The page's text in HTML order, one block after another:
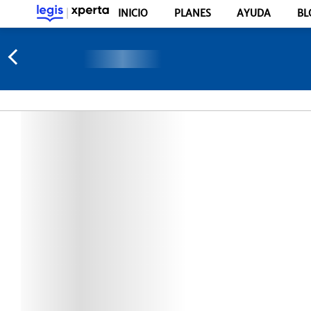
INICIO PLANES AYUDA